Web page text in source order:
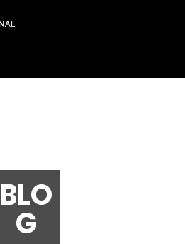
BLO
G